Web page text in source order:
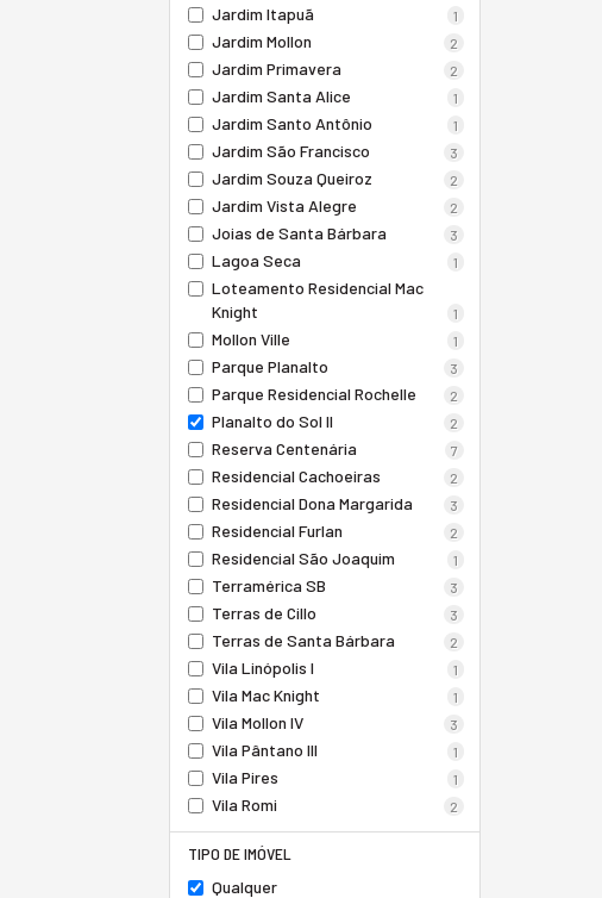
Jardim Itapuã 1
Jardim Mollon 2
Jardim Primavera 2
Jardim Santa Alice 1
Jardim Santo Antônio 1
Jardim São Francisco 3
Jardim Souza Queiroz 2
Jardim Vista Alegre 2
Joias de Santa Bárbara 3
Lagoa Seca 1
Loteamento Residencial Mac
Knight
1
Mollon Ville 1
Parque Planalto 3
Parque Residencial Rochelle 2
Planalto do Sol II 2
Reserva Centenária 7
Residencial Cachoeiras 2
Residencial Dona Margarida 3
Residencial Furlan 2
Residencial São Joaquim 1
Terramérica SB 3
Terras de Cillo 3
Terras de Santa Bárbara 2
Vila Linópolis I 1
Vila Mac Knight 1
Vila Mollon IV 3
Vila Pântano III 1
Vila Pires 1
Vila Romi 2
TIPO DE IMÓVEL
Qualquer